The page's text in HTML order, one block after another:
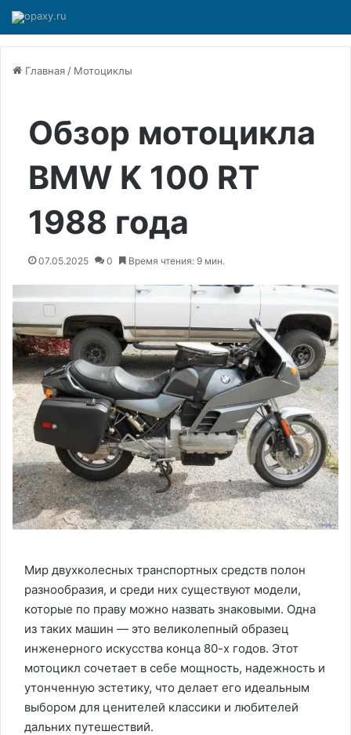
Главная / Мотоциклы
Обзор мотоцикла
BMW K 100 RT
1988 года
07.05.2025 0 Время чтения: 9 мин.
Мир двухколесных транспортных средств полон
разнообразия, и среди них существуют модели,
которые по праву можно назвать знаковыми. Одна
из таких машин — это великолепный образец
инженерного искусства конца 80-х годов. Этот
мотоцикл сочетает в себе мощность, надежность и
утонченную эстетику, что делает его идеальным
выбором для ценителей классики и любителей
дальних путешествий.